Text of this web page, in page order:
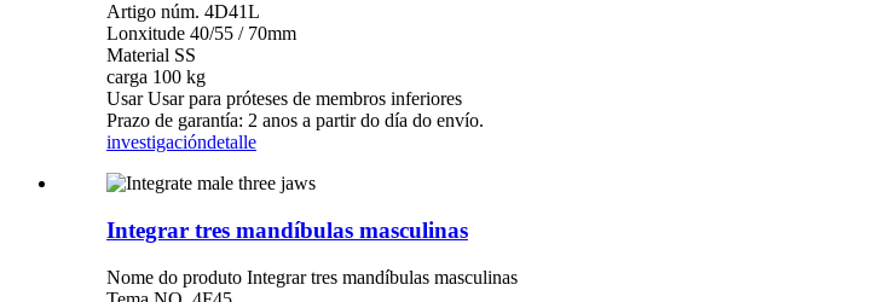
Artigo núm. 4D41L
Lonxitude 40/55 / ​​70mm
Material SS
carga 100 kg
Usar Usar para próteses de membros inferiores
Prazo de garantía: 2 anos a partir do día do envío.
investigacióndetalle
Integrar tres mandíbulas masculinas
Nome do produto Integrar tres mandíbulas masculinas